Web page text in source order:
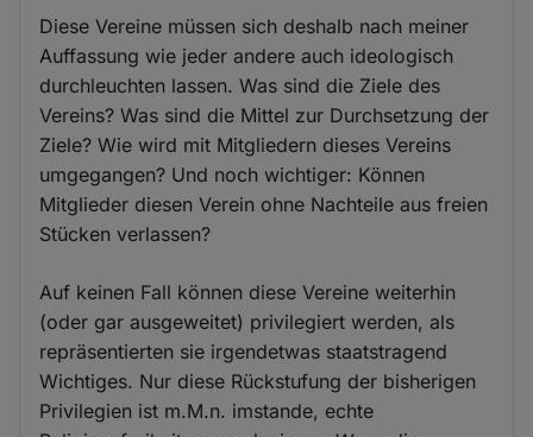
Diese Vereine müssen sich deshalb nach meiner
Auffassung wie jeder andere auch ideologisch
durchleuchten lassen. Was sind die Ziele des
Vereins? Was sind die Mittel zur Durchsetzung der
Ziele? Wie wird mit Mitgliedern dieses Vereins
umgegangen? Und noch wichtiger: Können
Mitglieder diesen Verein ohne Nachteile aus freien
Stücken verlassen?
Auf keinen Fall können diese Vereine weiterhin
(oder gar ausgeweitet) privilegiert werden, als
repräsentierten sie irgendetwas staatstragend
Wichtiges. Nur diese Rückstufung der bisherigen
Privilegien ist m.M.n. imstande, echte